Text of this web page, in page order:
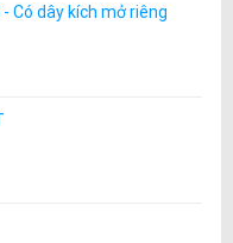
Có dây kích mở riêng